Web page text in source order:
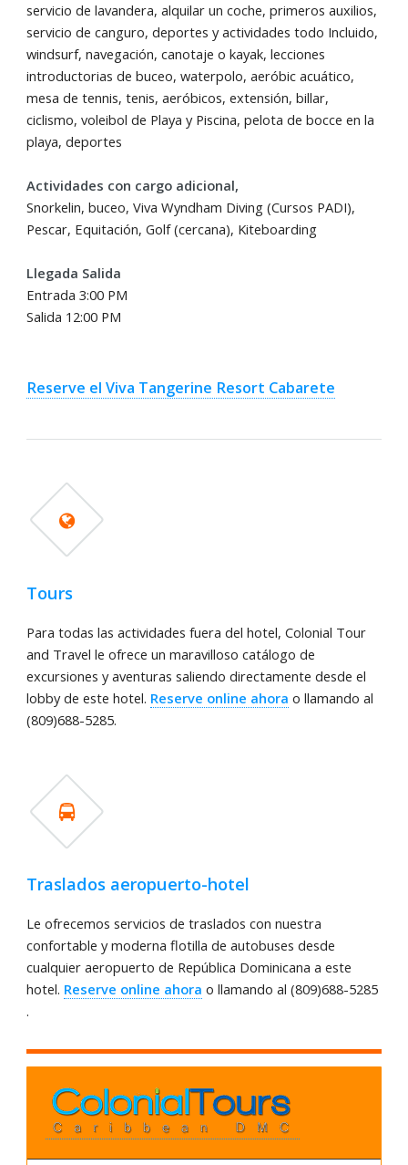
servicio de lavandera, alquilar un coche, primeros auxilios,
servicio de canguro, deportes y actividades todo Incluido,
windsurf, navegación, canotaje o kayak, lecciones
introductorias de buceo, waterpolo, aeróbic acuático,
mesa de tennis, tenis, aeróbicos, extensión, billar,
ciclismo, voleibol de Playa y Piscina, pelota de bocce en la
playa, deportes
Actividades con cargo adicional,
Snorkelin, buceo, Viva Wyndham Diving (Cursos PADI),
Pescar, Equitación, Golf (cercana), Kiteboarding
Llegada Salida
Entrada 3:00 PM
Salida 12:00 PM
Reserve el Viva Tangerine Resort Cabarete
Tours
Para todas las actividades fuera del hotel, Colonial Tour
and Travel le ofrece un maravilloso catálogo de
excursiones y aventuras saliendo directamente desde el
lobby de este hotel. Reserve online ahora o llamando al
(809)688-5285.
Traslados aeropuerto-hotel
Le ofrecemos servicios de traslados con nuestra
confortable y moderna flotilla de autobuses desde
cualquier aeropuerto de República Dominicana a este
hotel. Reserve online ahora o llamando al (809)688-5285
.